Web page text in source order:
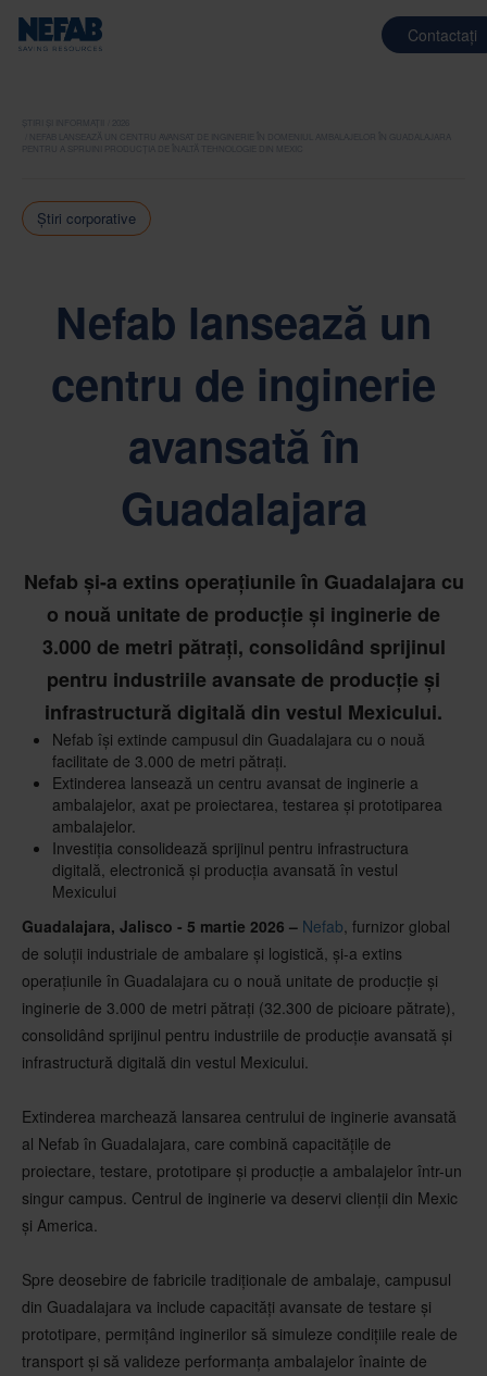
Contactați
ȘTIRI ȘI INFORMAȚII
NEFAB LANSEAZĂ UN CENTRU AVANSAT DE INGINERIE ÎN DOMENIUL AMBALAJELOR ÎN GUADALAJARA
PENTRU A SPRIJINI PRODUCȚIA DE ÎNALTĂ TEHNOLOGIE DIN MEXIC
Știri corporative
Nefab lansează un
centru de inginerie
avansată în
Guadalajara
Nefab și-a extins operațiunile în Guadalajara cu
o nouă unitate de producție și inginerie de
3.000 de metri pătrați, consolidând sprijinul
pentru industriile avansate de producție și
infrastructură digitală din vestul Mexicului.
Nefab își extinde campusul din Guadalajara cu o nouă
facilitate de 3.000 de metri pătrați.
Extinderea lansează un centru avansat de inginerie a
ambalajelor, axat pe proiectarea, testarea și prototiparea
ambalajelor.
Investiția consolidează sprijinul pentru infrastructura
digitală, electronică și producția avansată în vestul
Mexicului
Guadalajara, Jalisco - 5 martie 2026 – Nefab, furnizor global
de soluții industriale de ambalare și logistică, și-a extins
operațiunile în Guadalajara cu o nouă unitate de producție și
inginerie de 3.000 de metri pătrați (32.300 de picioare pătrate),
consolidând sprijinul pentru industriile de producție avansată și
infrastructură digitală din vestul Mexicului.
Extinderea marchează lansarea centrului de inginerie avansată
al Nefab în Guadalajara, care combină capacitățile de
proiectare, testare, prototipare și producție a ambalajelor într-un
singur campus. Centrul de inginerie va deservi clienții din Mexic
și America.
Spre deosebire de fabricile tradiționale de ambalaje, campusul
din Guadalajara va include capacități avansate de testare și
prototipare, permițând inginerilor să simuleze condițiile reale de
transport și să valideze performanța ambalajelor înainte de